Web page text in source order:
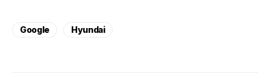
Google Hyundai